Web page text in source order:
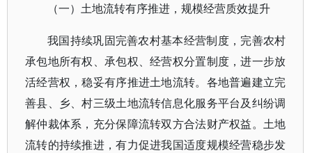
（一）土地流转有序推进，规模经营质效提升
我国持续巩固完善农村基本经营制度，完善农村
承包地所有权、承包权、经营权分置制度，进一步放
活经营权，稳妥有序推进土地流转。各地普遍建立完
善县、乡、村三级土地流转信息化服务平台及纠纷调
解仲裁体系，充分保障流转双方合法财产权益。土地
流转的持续推进，有力促进我国适度规模经营稳步发